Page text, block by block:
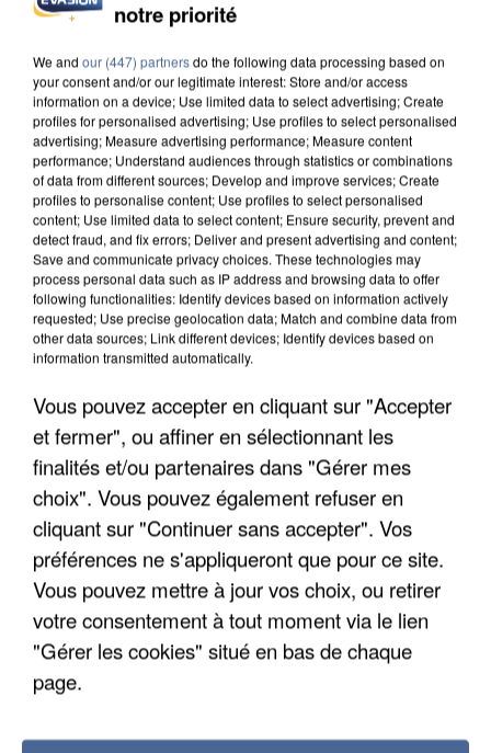
L’UN DES FONDATEURS SUPPOSÉS DE LA DZ
MAFIA INTERPELLÉ EN ALGÉRIE
UN SECOND CADRE DE LA DZ MAFIA
INTERPELLÉ EN ALGÉRIE
notre priorité
We and our (447) partnersdo the following data processing based on
your consent and/or our legitimate interest: Store and/or access
information on a device; Use limited data to select advertising; Create
profiles for personalised advertising; Use profiles to select personalised
advertising; Measure advertising performance; Measure content
performance; Understand audiences through statistics or combinations
of data from different sources; Develop and improve services; Create
profiles to personalise content; Use profiles to select personalised
content; Use limited data to select content; Ensure security, prevent and
detect fraud, and fix errors; Deliver and present advertising and content;
Save and communicate privacy choices. These technologies may
process personal data such as IP address and browsing data to offer
following functionalities: Identify devices based on information actively
requested; Use precise geolocation data; Match and combine data from
other data sources; Link different devices; Identify devices based on
information transmitted automatically.
Vous pouvez accepter en cliquant sur "Accepter
et fermer", ou affiner en sélectionnant les
finalités et/ou partenaires dans "Gérer mes
choix". Vous pouvez également refuser en
cliquant sur "Continuer sans accepter". Vos
préférences ne s'appliqueront que pour ce site.
Vous pouvez mettre à jour vos choix, ou retirer
votre consentement à tout moment via le lien
"Gérer les cookies" situé en bas de chaque
page.